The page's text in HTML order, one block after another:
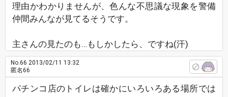
理由かわかりませんが、色んな不思議な現象を警備
仲間みんなが見てるそうです。
主さんの見たのも…もしかしたら、ですね(汗)
No.66 2013/02/11 13:32
匿名66
パチンコ店のトイレは確かにいろいろある場所では